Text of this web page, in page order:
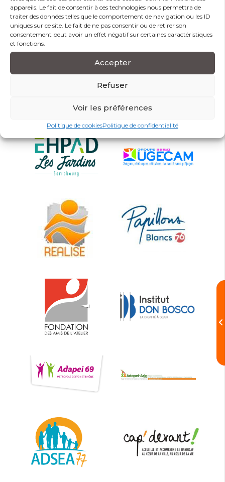
appareils. Le fait de consentir à ces technologies nous permettra de
traiter des données telles que le comportement de navigation ou les ID
uniques sur ce site. Le fait de ne pas consentir ou de retirer son
consentement peut avoir un effet négatif sur certaines caractéristiques
et fonctions.
Accepter
Refuser
Voir les préférences
Politique de cookiesPolitique de confidentialité
Partagez sur
Ils nous font confiance